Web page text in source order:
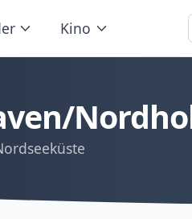
Kino